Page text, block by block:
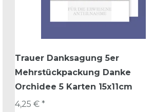
Trauer Danksagung 5er
Mehrstückpackung Danke
Orchidee 5 Karten 15x11cm
4,25 € *